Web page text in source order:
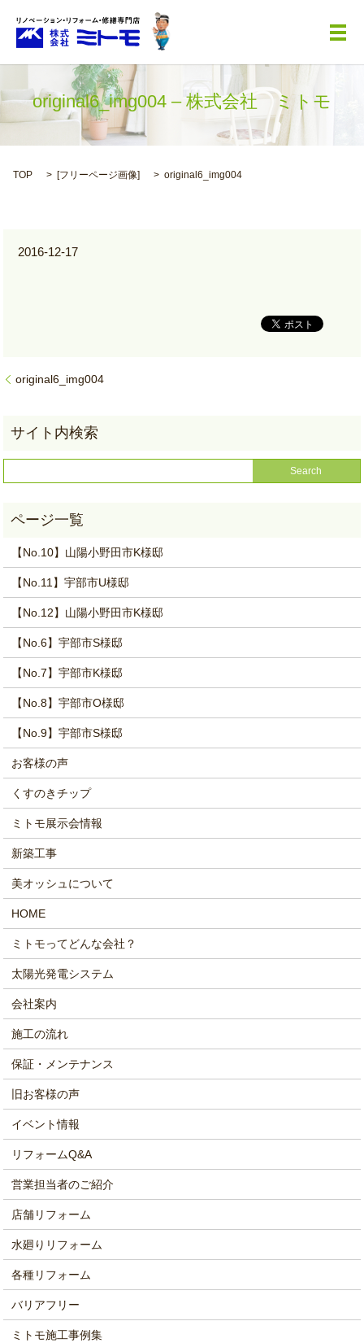
メ
original6_img004 – 株式会社 ミトモ
TOP [フリーページ画像] original6_img004
2016-12-17
original6_img004
【No.10】山陽小野田市K様邸
【No.11】宇部市U様邸
【No.12】山陽小野田市K様邸
【No.6】宇部市S様邸
【No.7】宇部市K様邸
【No.8】宇部市O様邸
【No.9】宇部市S様邸
お客様の声
くすのきチップ
ミトモ展示会情報
新築工事
美オッシュについて
HOME
ミトモってどんな会社？
太陽光発電システム
会社案内
施工の流れ
保証・メンテナンス
旧お客様の声
イベント情報
リフォームQ&A
営業担当者のご紹介
店舗リフォーム
水廻りリフォーム
各種リフォーム
バリアフリー
ミトモ施工事例集